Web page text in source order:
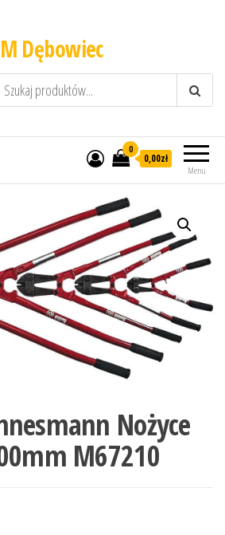
Dębowiec
Menu
0
0,00zł
Nożyce
M67210